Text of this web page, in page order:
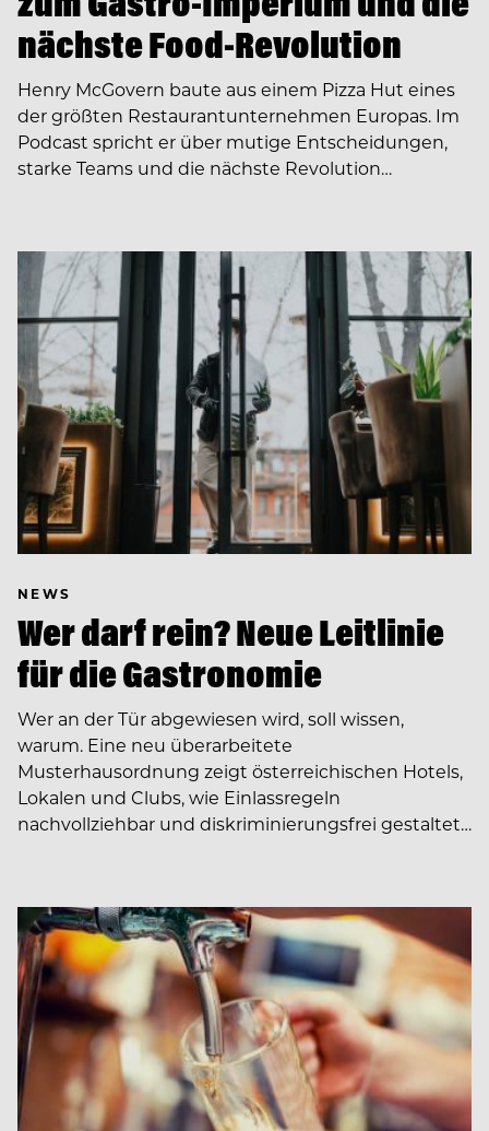
nächste Food-Revolution
Henry McGovern baute aus einem Pizza Hut eines
der größten Restaurantunternehmen Europas. Im
Podcast spricht er über mutige Entscheidungen,
starke Teams und die nächste Revolution…
NEWS
Wer darf rein? Neue Leitlinie
für die Gastronomie
Wer an der Tür abgewiesen wird, soll wissen,
warum. Eine neu überarbeitete
Musterhausordnung zeigt österreichischen Hotels,
Lokalen und Clubs, wie Einlassregeln
nachvollziehbar und diskriminierungsfrei gestaltet…